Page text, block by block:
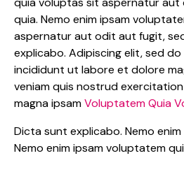
quia. Nemo enim ipsam
aspernatur aut odit aut fugit,
explicabo. Adipiscing elit, sed
incididunt ut labore et dolore
veniam quis nostrud exercitation
magna ipsamVoluptatem Quia
Dicta sunt explicabo. Nemo
Nemo enim ipsam voluptatem